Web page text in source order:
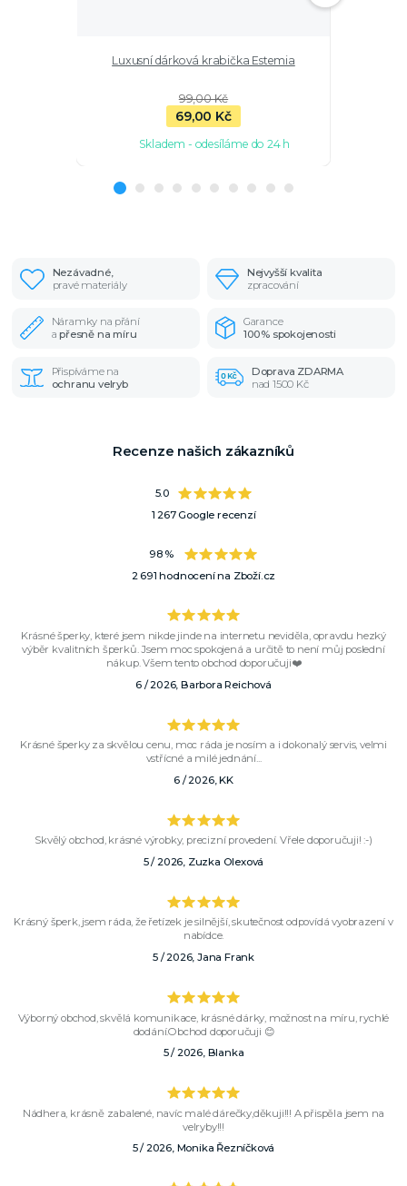
Luxusní dárková krabička Estemia
99,00 Kč
69,00 Kč
Skladem - odesíláme do 24 h
Nezávadné,
pravé materiály
Nejvyšší kvalita
zpracování
Náramky na přání
apřesně na míru
Garance
100% spokojenosti
Přispíváme na
ochranu velryb
Doprava ZDARMA
nad 1500 Kč
Recenze našich zákazníků
5.0
1 267 Google recenzí
98 %
2 691 hodnocení na Zboží.cz
Krásné šperky, které jsem nikde jinde na internetu neviděla, opravdu hezký
výběr kvalitních šperků. Jsem moc spokojená a určitě to není můj poslední
nákup. Všem tento obchod doporučuji❤️
6 / 2026, Barbora Reichová
Krásné šperky za skvělou cenu, moc ráda je nosím a i dokonalý servis, velmi
vstřícné a milé jednání...
6 / 2026, KK
Skvělý obchod, krásné výrobky, precizní provedení. Vřele doporučuji! :-)
5 / 2026, Zuzka Olexová
Krásný šperk, jsem ráda, že řetízek je silnější, skutečnost odpovídá vyobrazení v
nabídce.
5 / 2026, Jana Frank
Výborný obchod, skvělá komunikace, krásné dárky, možnost na míru, rychlé
dodání.Obchod doporučuji 😊
5 / 2026, Blanka
Nádhera, krásně zabalené, navíc malé dárečky,děkuji!!! A přispěla jsem na
velryby!!!
5 / 2026, Monika Řezníčková